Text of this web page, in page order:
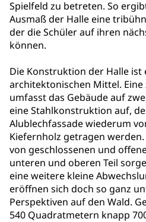
Spielfeld zu betreten. So
Ausmaß der Halle eine
der die Schüler auf ihren
können.
Die Konstruktion der Halle
architektonischen Mittel.
umfasst das Gebäude auf
eine Stahlkonstruktion auf,
Alublechfassade wiederum
Kiefernholz getragen
von geschlossenen und
unteren und oberen Teil
eine weitere kleine
eröffnen sich doch so ganz
Perspektiven auf den Wald.
540 Quadratmetern knapp